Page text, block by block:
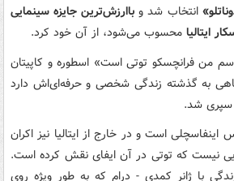
انتخاب شد و باارزش‌ترین جایزه سینمایی
ایتالیا محسوب می‌شود، از آن خود کرد.
من فرانچسکو توتی است» اسطوره و کاپیتان
به گذشته زندگی شخصی و حرفه‌ای‌اش دارد
سپری شد.
است و در خارج از ایتالیا نیز اکران
نیست که توتی در آن ایفای نقش کرده است.
با ژانر کمدی - درام که به طور ویژه روی